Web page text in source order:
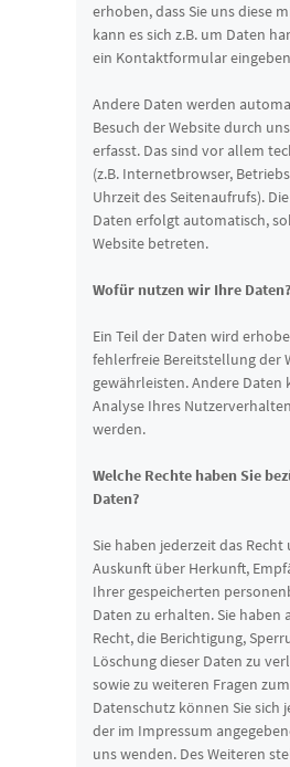
erhoben, dass Sie uns diese
kann es sich z.B. um Daten
ein Kontaktformular
Andere Daten werden
Besuch der Website durch
erfasst. Das sind vor allem
(z.B. Internetbrowser,
Uhrzeit des Seitenaufrufs).
Daten erfolgt automatisch,
Website betreten.
Wofür nutzen wir Ihre Daten?
Ein Teil der Daten wird
fehlerfreie Bereitstellung der
gewährleisten. Andere Daten
Analyse Ihres
werden.
Welche Rechte haben Sie
Daten?
Sie haben jederzeit das
Auskunft über Herkunft,
Ihrer gespeicherten
Daten zu erhalten. Sie haben
Recht, die Berichtigung,
Löschung dieser Daten zu
sowie zu weiteren Fragen
Datenschutz können Sie sich
der im Impressum
uns wenden. Des Weiteren